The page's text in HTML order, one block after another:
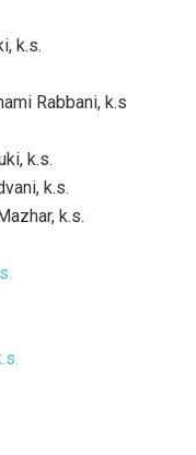
k.s.
Rabbani, k.s
k.s.
k.s.
k.s.